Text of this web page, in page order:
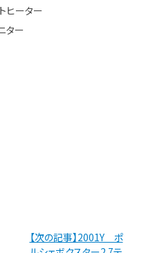
ヒーター
ター
【次の記事】2001Y ポ